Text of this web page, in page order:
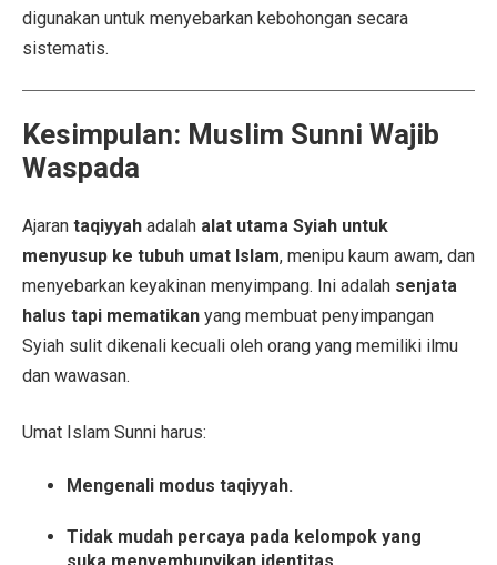
digunakan untuk menyebarkan kebohongan secara
sistematis.
Kesimpulan: Muslim Sunni Wajib
Waspada
Ajaran taqiyyah adalah alat utama Syiah untuk
menyusup ke tubuh umat Islam, menipu kaum awam, dan
menyebarkan keyakinan menyimpang. Ini adalah senjata
halus tapi mematikan yang membuat penyimpangan
Syiah sulit dikenali kecuali oleh orang yang memiliki ilmu
dan wawasan.
Umat Islam Sunni harus:
Mengenali modus taqiyyah.
Tidak mudah percaya pada kelompok yang
suka menyembunyikan identitas.